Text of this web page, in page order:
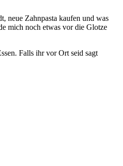
neue Zahnpasta kaufen und was
mich noch etwas vor die Glotze
Falls ihr vor Ort seid sagt